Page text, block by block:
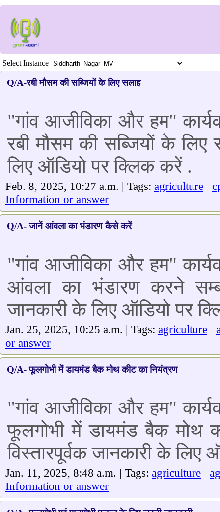
Select Instance
Q/A-रबी मौसम की सब्जियों के लिए सलाह
"गांव आजीविका और हम"
रबी मौसम की सब्जियों के लिए
लिए ऑडियो पर क्लिक करें .
Feb. 8, 2025, 10:27 a.m. | Tags: agriculture
Information or answer
Q/A- जानें आंवला का भंडारण कैसे करें
"गांव आजीविका और हम"
आंवला का भंडारण करने
जानकारी के लिए ऑडियो पर
Jan. 25, 2025, 10:25 a.m. | Tags: agriculture
or answer
Q/A- फूलगोभी में डायमंड बैक मोथ कीट का नियंत्रण
"गांव आजीविका और हम"
फूलगोभी में डायमंड बैक मोथ
विस्तारपूर्वक जानकारी के
Jan. 11, 2025, 8:48 a.m. | Tags: agriculture
Information or answer